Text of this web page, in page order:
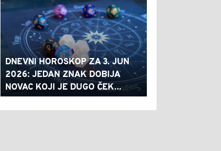
DNEVNI HOROSKOP ZA 3. JUN
2026: JEDAN ZNAK DOBIJA
NOVAC KOJI JE DUGO ČEK...